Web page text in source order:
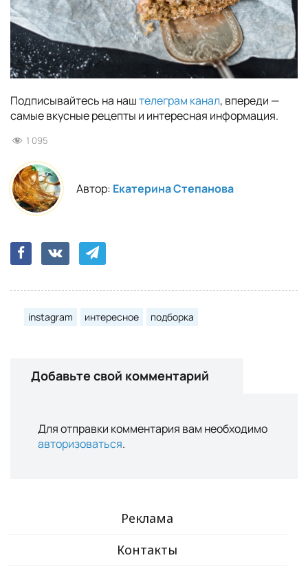
Подписывайтесь на наштелеграм канал, впереди —
самые вкусные рецепты и интересная информация.
1 095
Автор: Екатерина Степанова
instagram интересное подборка
Добавьте свой комментарий
Для отправки комментария вам необходимо
авторизоваться.
Реклама
Контакты